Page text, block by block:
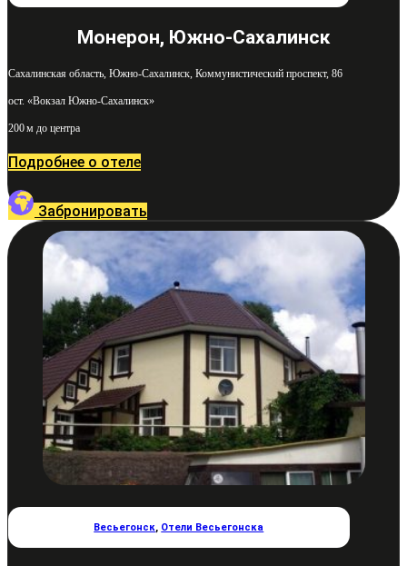
Монерон, Южно-Сахалинск
Сахалинская область, Южно-Сахалинск, Коммунистический проспект, 86
ост. «Вокзал Южно-Сахалинск»
200 м до центра
Подробнее о отеле
Забронировать
Весьегонск, Отели Весьегонска